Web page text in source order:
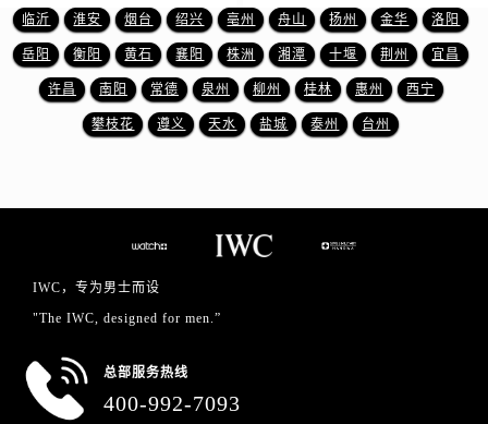
江苏省常州市新北区龙锦路1590号现代传媒中心5号楼10层1008室万国售后服务中心（需提前预约）
江苏省淮安市清江浦区淮海北路万国售后服务中心（需提前预约）
江苏省连云港市海州区通灌北路万国售后服务中心（需提前预约）
江苏省徐州市鼓楼区淮海东路29号苏宁广场IFC国际金融中心35层3508室万国售后服务中心（需提前预约）
临沂 淮安 烟台 绍兴 亳州 舟山 扬州 金华 洛阳
岳阳 衡阳 黄石 襄阳 株洲 湘潭 十堰 荆州 宜昌
许昌 南阳 常德 泉州 柳州 桂林 惠州 西宁
攀枝花 遵义 天水 盐城 泰州 台州
IWC，专为男士而设
"The IWC, designed for men.”
总部服务热线
400-992-7093